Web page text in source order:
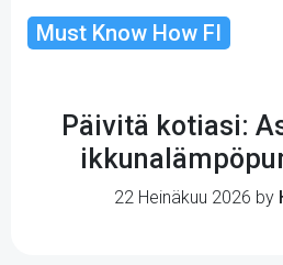
Must Know How FI
Päivitä kotiasi:
22 Heinäkuu 2026 by